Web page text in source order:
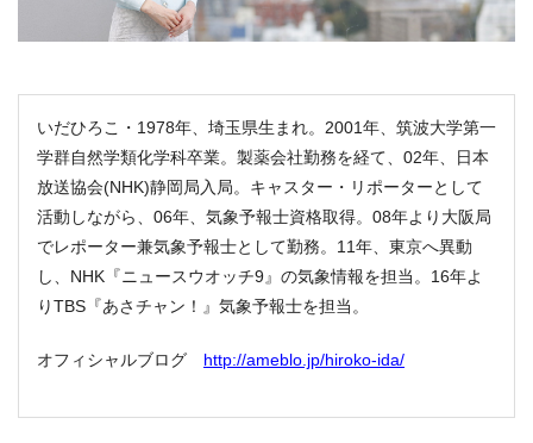
いだひろこ・1978年、埼玉県生まれ。2001年、筑波大学第一
学群自然学類化学科卒業。製薬会社勤務を経て、02年、日本
放送協会(NHK)静岡局入局。キャスター・リポーターとして
活動しながら、06年、気象予報士資格取得。08年より大阪局
でレポーター兼気象予報士として勤務。11年、東京へ異動
し、NHK『ニュースウオッチ9』の気象情報を担当。16年よ
りTBS『あさチャン！』気象予報士を担当。
オフィシャルブログ http://ameblo.jp/hiroko-ida/